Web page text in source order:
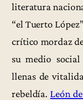
literatura
“el Tuerto
crítico mordaz
su medio
llenas de
rebeldía. León